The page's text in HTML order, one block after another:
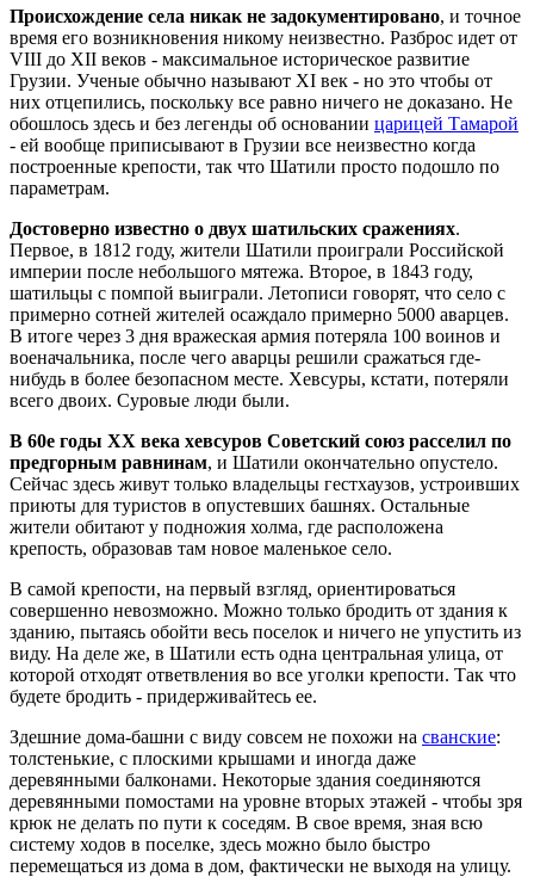
Происхождение села никак не задокументировано, и точное
время его возникновения никому неизвестно. Разброс идет от
VIII до XII веков - максимальное историческое развитие
Грузии. Ученые обычно называют XI век - но это чтобы от
них отцепились, поскольку все равно ничего не доказано. Не
обошлось здесь и без легенды об основании царицей Тамарой
- ей вообще приписывают в Грузии все неизвестно когда
построенные крепости, так что Шатили просто подошло по
параметрам.
Достоверно известно о двух шатильских сражениях.
Первое, в 1812 году, жители Шатили проиграли Российской
империи после небольшого мятежа. Второе, в 1843 году,
шатильцы с помпой выиграли. Летописи говорят, что село с
примерно сотней жителей осаждало примерно 5000 аварцев.
В итоге через 3 дня вражеская армия потеряла 100 воинов и
военачальника, после чего аварцы решили сражаться где-
нибудь в более безопасном месте. Хевсуры, кстати, потеряли
всего двоих. Суровые люди были.
В 60е годы ХХ века хевсуров Советский союз расселил по
предгорным равнинам, и Шатили окончательно опустело.
Сейчас здесь живут только владельцы гестхаузов, устроивших
приюты для туристов в опустевших башнях. Остальные
жители обитают у подножия холма, где расположена
крепость, образовав там новое маленькое село.
В самой крепости, на первый взгляд, ориентироваться
совершенно невозможно. Можно только бродить от здания к
зданию, пытаясь обойти весь поселок и ничего не упустить из
виду. На деле же, в Шатили есть одна центральная улица, от
которой отходят ответвления во все уголки крепости. Так что
будете бродить - придерживайтесь ее.
Здешние дома-башни с виду совсем не похожи на сванские:
толстенькие, с плоскими крышами и иногда даже
деревянными балконами. Некоторые здания соединяются
деревянными помостами на уровне вторых этажей - чтобы зря
крюк не делать по пути к соседям. В свое время, зная всю
систему ходов в поселке, здесь можно было быстро
перемещаться из дома в дом, фактически не выходя на улицу.